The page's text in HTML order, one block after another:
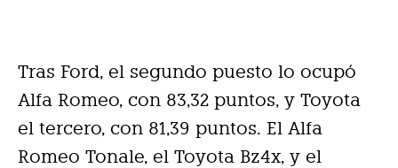
Tras Ford, el segundo puesto lo ocupó
Alfa Romeo, con 83,32 puntos, y Toyota
el tercero, con 81,39 puntos. El Alfa
Romeo Tonale, el Toyota Bz4x, y el